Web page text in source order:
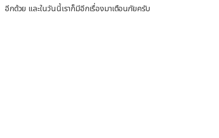
อีกด้วย และในวันนี้เราก็มีอีกเรื่องมาเตือนภัยครับ